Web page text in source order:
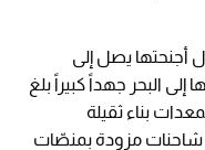
54 متراً و طول أجنحتها يصل إلى
إلى البحر جهداً كبيراً بلغ
بناء ثقيلة
شاحنات مزودة بمنصّات